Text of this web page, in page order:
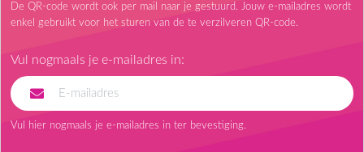
De QR-code wordt ook per mail naar je gestuurd. Jouw e-mailadres wordt
enkel gebruikt voor het sturen van de te verzilveren QR-code.
Vul nogmaals je e-mailadres in:
Vul hier nogmaals je e-mailadres in ter bevestiging.